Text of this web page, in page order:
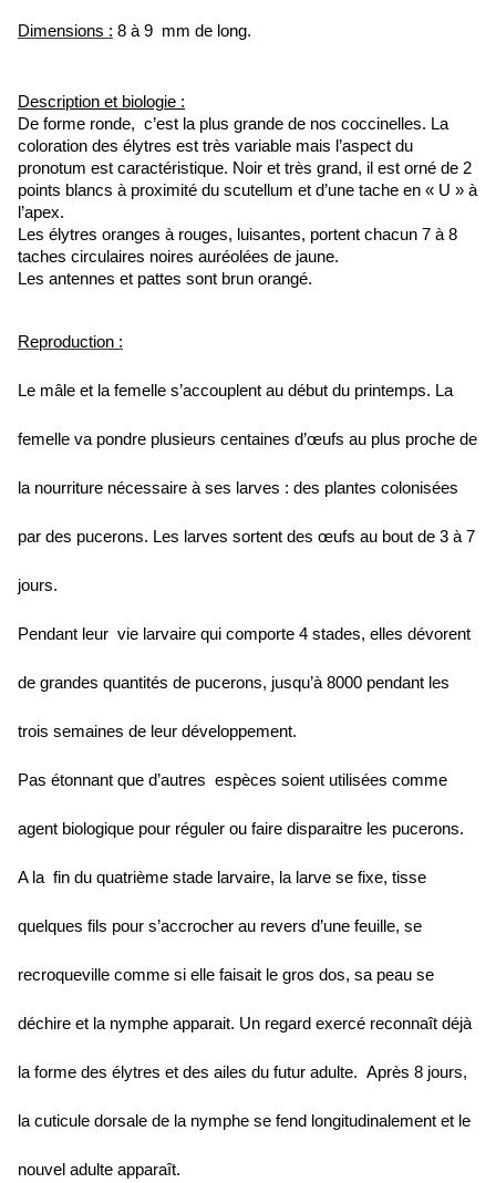
Dimensions : 8 à 9 mm de long.
Description et biologie :
De forme ronde, c’est la plus grande de nos coccinelles. La
coloration des élytres est très variable mais l’aspect du
pronotum est caractéristique. Noir et très grand, il est orné de 2
points blancs à proximité du scutellum et d’une tache en « U » à
l’apex.
Les élytres oranges à rouges, luisantes, portent chacun 7 à 8
taches circulaires noires auréolées de jaune.
Les antennes et pattes sont brun orangé.
Reproduction :
Le mâle et la femelle s’accouplent au début du printemps. La
femelle va pondre plusieurs centaines d’œufs au plus proche de
la nourriture nécessaire à ses larves : des plantes colonisées
par des pucerons. Les larves sortent des œufs au bout de 3 à 7
jours.
Pendant leur vie larvaire qui comporte 4 stades, elles dévorent
de grandes quantités de pucerons, jusqu’à 8000 pendant les
trois semaines de leur développement.
Pas étonnant que d’autres espèces soient utilisées comme
agent biologique pour réguler ou faire disparaitre les pucerons.
A la fin du quatrième stade larvaire, la larve se fixe, tisse
quelques fils pour s’accrocher au revers d’une feuille, se
recroqueville comme si elle faisait le gros dos, sa peau se
déchire et la nymphe apparait. Un regard exercé reconnaît déjà
la forme des élytres et des ailes du futur adulte. Après 8 jours,
la cuticule dorsale de la nymphe se fend longitudinalement et le
nouvel adulte apparaît.